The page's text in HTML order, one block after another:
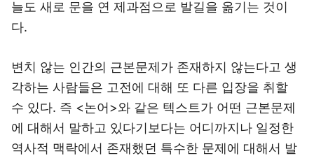
늘도 새로 문을 연 제과점으로 발길을 옮기는 것이
다.
변치 않는 인간의 근본문제가 존재하지 않는다고 생
각하는 사람들은 고전에 대해 또 다른 입장을 취할
수 있다. 즉 <논어>와 같은 텍스트가 어떤 근본문제
에 대해서 말하고 있다기보다는 어디까지나 일정한
역사적 맥락에서 존재했던 특수한 문제에 대해서 발